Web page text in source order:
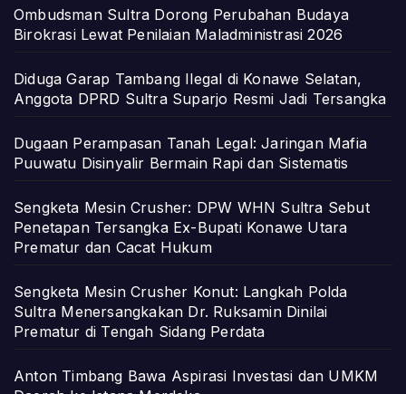
Ombudsman Sultra Dorong Perubahan Budaya
Birokrasi Lewat Penilaian Maladministrasi 2026
Diduga Garap Tambang Ilegal di Konawe Selatan,
Anggota DPRD Sultra Suparjo Resmi Jadi Tersangka
Dugaan Perampasan Tanah Legal: Jaringan Mafia
Puuwatu Disinyalir Bermain Rapi dan Sistematis
Sengketa Mesin Crusher: DPW WHN Sultra Sebut
Penetapan Tersangka Ex-Bupati Konawe Utara
Prematur dan Cacat Hukum
Sengketa Mesin Crusher Konut: Langkah Polda
Sultra Menersangkakan Dr. Ruksamin Dinilai
Prematur di Tengah Sidang Perdata
Anton Timbang Bawa Aspirasi Investasi dan UMKM